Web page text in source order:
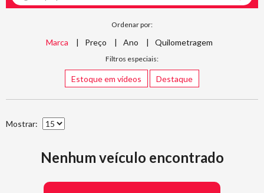
Ordenar por:
Marca Preço Ano Quilometragem
Filtros especiais:
Estoque em vídeos Destaque
Mostrar:
Nenhum veículo encontrado